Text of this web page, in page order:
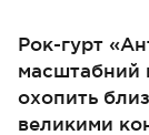
Рок-гурт
масштабний
охопить
великими